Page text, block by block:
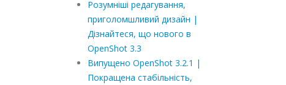
Розумніші редагування,
приголомшливий дизайн |
Дізнайтеся, що нового в
OpenShot 3.3
Випущено OpenShot 3.2.1 |
Покращена стабільність,